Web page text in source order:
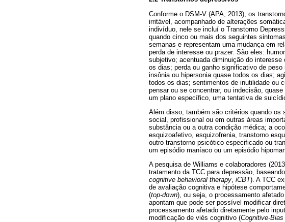
Conforme o DSM-V (APA, 2013), os
irritável, acompanhado de alterações
indivíduo, nele se incluí o Transtorno
quando cinco ou mais dos seguintes
semanas e representam uma mudança em
perda de interesse ou prazer. São eles:
subjetivo; acentuada diminuição do
os dias; perda ou ganho significativo de
insônia ou hipersonia quase todos os dias;
todos os dias; sentimentos de inutilidade ou
pensar ou se concentrar, ou indecisão,
um plano específico, uma tentativa de
Além disso, também são critérios quando
social, profissional ou em outras áreas
substância ou a outra condição médica; a
esquizoafetivo, esquizofrenia, transtorno
outro transtorno psicótico especificado ou
um episódio maníaco ou um episódio
A pesquisa de Williams e colaboradores
tratamento da TCC para depressão,
cognitive behavioral therapy iCBT). A TCC
de avaliação cognitiva e hipótese
(top-down), ou seja, o processamento
apontam que pode ser possível modificar
processamento afetado diretamente pelo
modificação de viés cognitivo (Cognitive-